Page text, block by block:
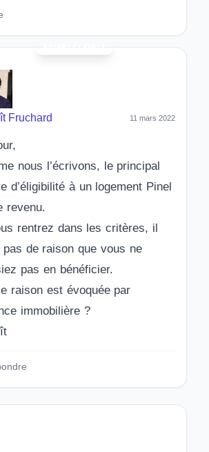
Fruchard 11 mars 2022
nous l’écrivons, le principal
d’éligibilité à un logement Pinel
revenu.
rentrez dans les critères, il
pas de raison que vous ne
pas en bénéficier.
raison est évoquée par
immobilière ?